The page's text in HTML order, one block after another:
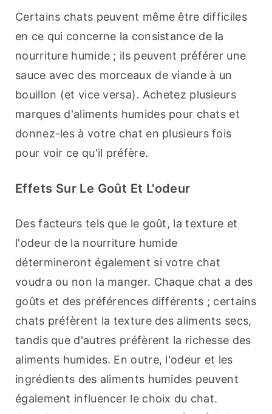
Certains chats peuvent même être difficiles
en ce qui concerne la consistance de la
nourriture humide ; ils peuvent préférer une
sauce avec des morceaux de viande à un
bouillon (et vice versa). Achetez plusieurs
marques d'aliments humides pour chats et
donnez-les à votre chat en plusieurs fois
pour voir ce qu'il préfère.
Effets Sur Le Goût Et L'odeur
Des facteurs tels que le goût, la texture et
l'odeur de la nourriture humide
détermineront également si votre chat
voudra ou non la manger. Chaque chat a des
goûts et des préférences différents ; certains
chats préfèrent la texture des aliments secs,
tandis que d'autres préfèrent la richesse des
aliments humides. En outre, l'odeur et les
ingrédients des aliments humides peuvent
également influencer le choix du chat.